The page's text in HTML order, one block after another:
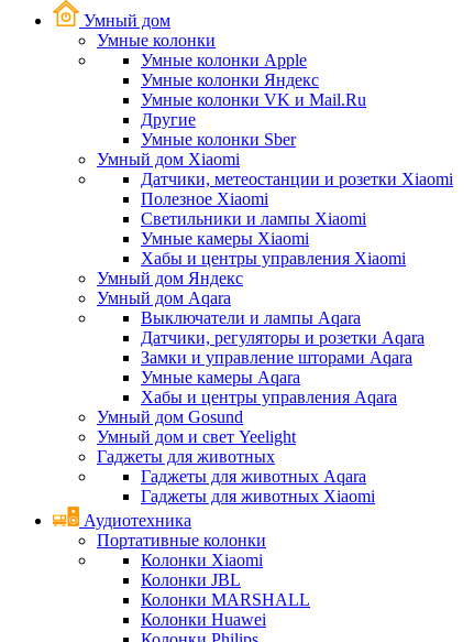
Умный дом
Умные колонки
Умные колонки Apple
Умные колонки Яндекс
Умные колонки VK и Mail.Ru
Другие
Умные колонки Sber
Умный дом Xiaomi
Датчики, метеостанции и розетки Xiaomi
Полезное Xiaomi
Светильники и лампы Xiaomi
Умные камеры Xiaomi
Хабы и центры управления Xiaomi
Умный дом Яндекс
Умный дом Aqara
Выключатели и лампы Aqara
Датчики, регуляторы и розетки Aqara
Замки и управление шторами Aqara
Умные камеры Aqara
Хабы и центры управления Aqara
Умный дом Gosund
Умный дом и свет Yeelight
Гаджеты для животных
Гаджеты для животных Aqara
Гаджеты для животных Xiaomi
Аудиотехника
Портативные колонки
Колонки Xiaomi
Колонки JBL
Колонки MARSHALL
Колонки Huawei